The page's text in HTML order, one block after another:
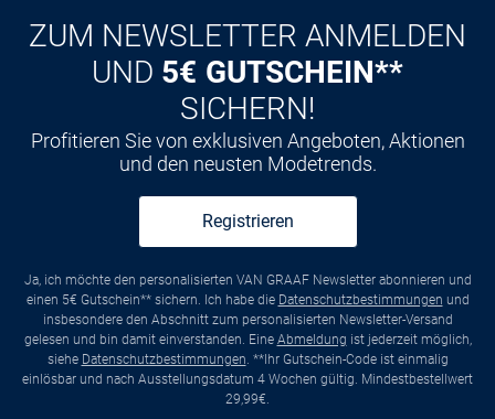
ZUM NEWSLETTER ANMELDEN
UND 5€ GUTSCHEIN**
SICHERN!
Profitieren Sie von exklusiven Angeboten, Aktionen
und den neusten Modetrends.
Registrieren
Ja, ich möchte den personalisierten VAN GRAAF Newsletter abonnieren und
einen 5€ Gutschein** sichern. Ich habe die Datenschutzbestimmungen und
insbesondere den Abschnitt zum personalisierten Newsletter-Versand
gelesen und bin damit einverstanden. Eine Abmeldung ist jederzeit möglich,
siehe Datenschutzbestimmungen . **Ihr Gutschein-Code ist einmalig
einlösbar und nach Ausstellungsdatum 4 Wochen gültig. Mindestbestellwert
29,99€.